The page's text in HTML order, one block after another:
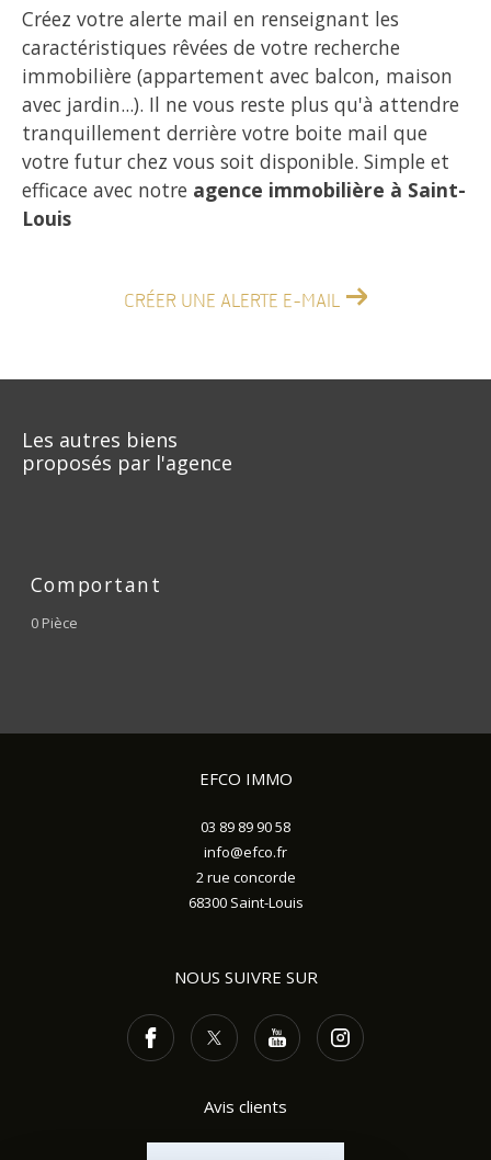
Créez votre alerte mail en renseignant les
caractéristiques rêvées de votre recherche
immobilière (appartement avec balcon, maison
avec jardin...). Il ne vous reste plus qu'à attendre
tranquillement derrière votre boite mail que
votre futur chez vous soit disponible. Simple et
efficace avec notre agence immobilière à Saint-
Louis
CRÉER UNE ALERTE E-MAIL
Les autres biens
proposés par l'agence
Comportant
0 Pièce
EFCO IMMO
03 89 89 90 58
info@efco.fr
2 rue concorde
68300
Saint-Louis
NOUS SUIVRE SUR
Avis clients